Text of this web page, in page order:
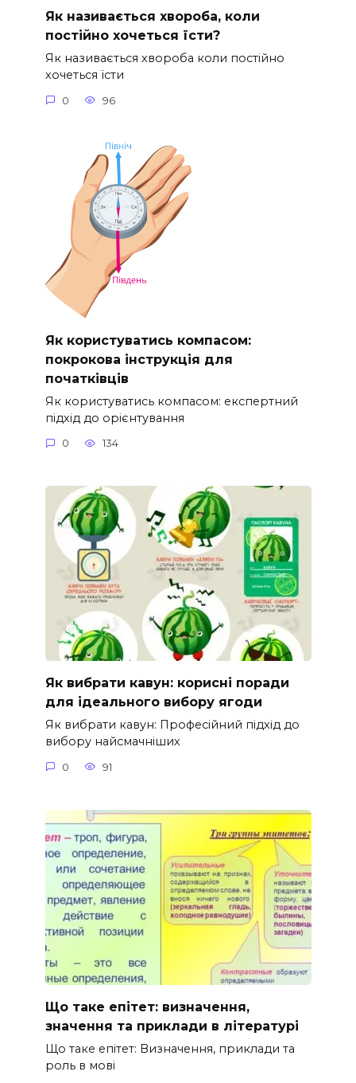
Як називається хвороба, коли
постійно хочеться їсти?
Як називається хвороба коли постійно
хочеться їсти
0 96
Як користуватись компасом:
покрокова інструкція для
початківців
Як користуватись компасом: експертний
підхід до орієнтування
0 134
Як вибрати кавун: корисні поради
для ідеального вибору ягоди
Як вибрати кавун: Професійний підхід до
вибору найсмачніших
0 91
Що таке епітет: визначення,
значення та приклади в літературі
Що таке епітет: Визначення, приклади та
роль в мові